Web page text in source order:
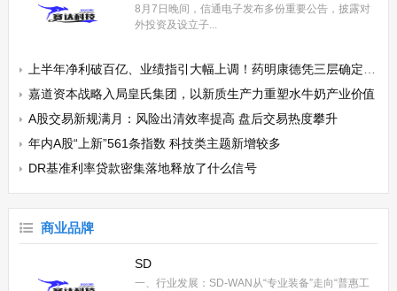
8月7日晚间，信通电子发布多份重要公告，披露对
外投资及设立子...
上半年净利破百亿、业绩指引大幅上调！药明康德凭三层确定性接住K型分化红利
嘉道资本战略入局皇氏集团，以新质生产力重塑水牛奶产业价值
A股交易新规满月：风险出清效率提高 盘后交易热度攀升
年内A股“上新”561条指数 科技类主题新增较多
DR基准利率贷款密集落地释放了什么信号
商业品牌
SD
一、行业发展：SD-WAN从“专业装备”走向“普惠工